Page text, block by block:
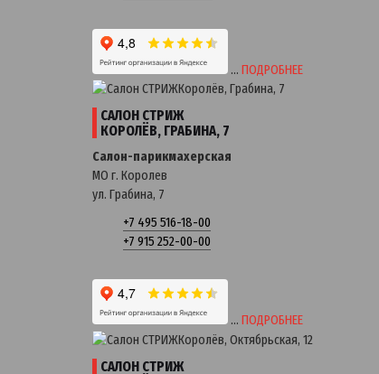
… ПОДРОБНЕЕ
САЛОН СТРИЖ
КОРОЛЁВ, ГРАБИНА, 7
Салон-парикмахерская
МО г. Королев
ул. Грабина, 7
+7 495 516-18-00
+7 915 252-00-00
… ПОДРОБНЕЕ
САЛОН СТРИЖ